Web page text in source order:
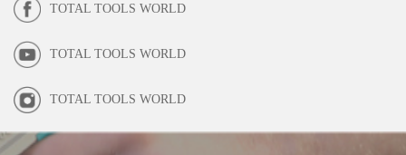
TOTAL TOOLS WORLD
TOTAL TOOLS WORLD
TOTAL TOOLS WORLD